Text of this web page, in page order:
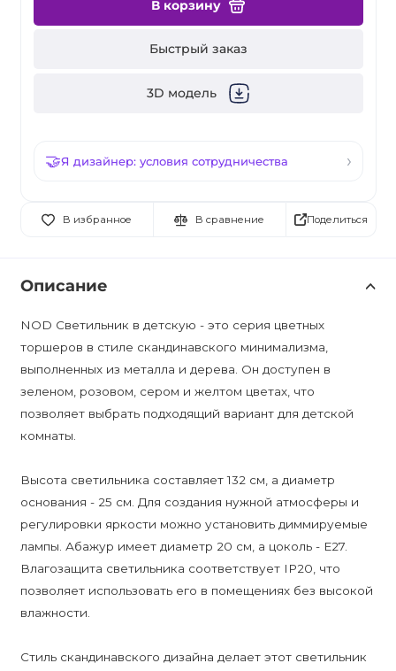
В корзину
Быстрый заказ
3D модель
Я дизайнер: условия сотрудничества
В избранное В сравнение Поделиться
Описание
NOD Светильник в детскую - это серия цветных
торшеров в стиле скандинавского минимализма,
выполненных из металла и дерева. Он доступен в
зеленом, розовом, сером и желтом цветах, что
позволяет выбрать подходящий вариант для детской
комнаты.
Высота светильника составляет 132 см, а диаметр
основания - 25 см. Для создания нужной атмосферы и
регулировки яркости можно установить диммируемые
лампы. Абажур имеет диаметр 20 см, а цоколь - E27.
Влагозащита светильника соответствует IP20, что
позволяет использовать его в помещениях без высокой
влажности.
Стиль скандинавского дизайна делает этот светильник